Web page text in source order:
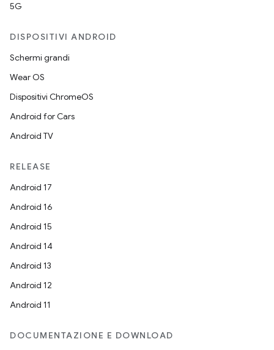
5G
DISPOSITIVI ANDROID
Schermi grandi
Wear OS
Dispositivi ChromeOS
Android for Cars
Android TV
RELEASE
Android 17
Android 16
Android 15
Android 14
Android 13
Android 12
Android 11
DOCUMENTAZIONE E DOWNLOAD